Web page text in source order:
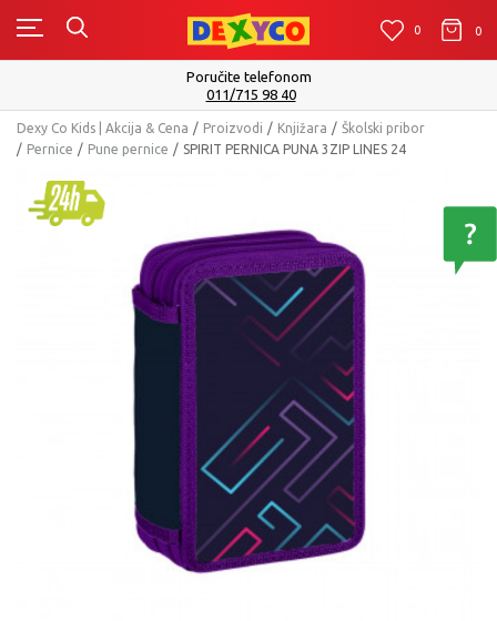
0 0 0
Poručite telefonom
011/715 98 40
Dexy Co Kids | Akcija & Cena Proizvodi Knjižara
Školski pribor
Pernice
Pune pernice SPIRIT PERNICA PUNA 3ZIP LINES 24